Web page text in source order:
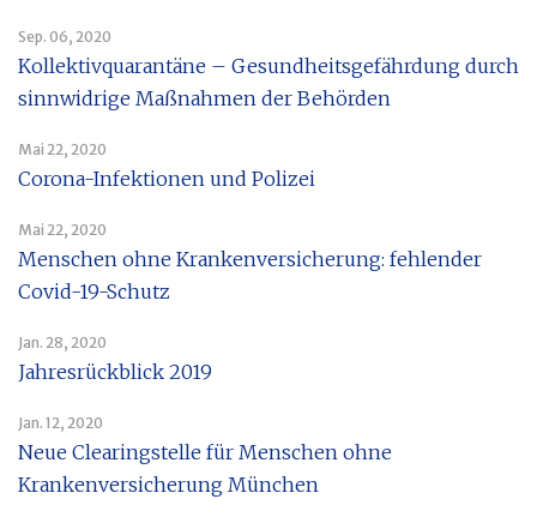
Sep. 06, 2020
Kollektivquarantäne – Gesundheitsgefährdung durch
sinnwidrige Maßnahmen der Behörden
Mai 22, 2020
Corona-Infektionen und Polizei
Mai 22, 2020
Menschen ohne Krankenversicherung: fehlender
Covid-19-Schutz
Jan. 28, 2020
Jahresrückblick 2019
Jan. 12, 2020
Neue Clearingstelle für Menschen ohne
Krankenversicherung München